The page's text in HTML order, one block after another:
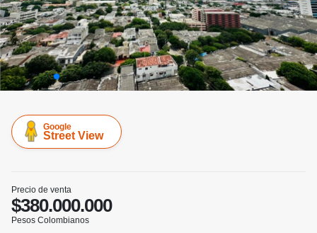
Google
Street View
Precio de venta
$380.000.000
Pesos Colombianos